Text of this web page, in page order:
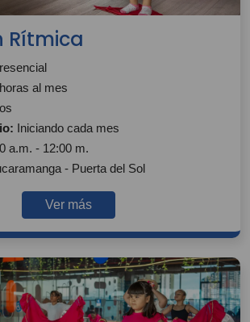
Rítmica
al mes
Iniciando cada mes
a.m. - 12:00 m.
- Puerta del Sol
Ver más